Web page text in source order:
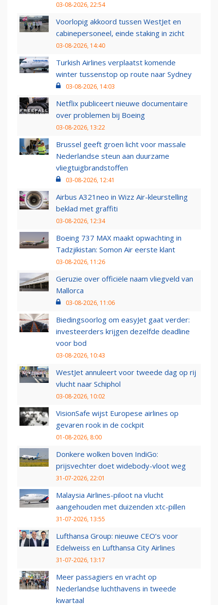
03-08-2026, 22:54
Voorlopig akkoord tussen WestJet en
cabinepersoneel, einde staking in zicht
03-08-2026, 14:40
Turkish Airlines verplaatst komende
winter tussenstop op route naar Sydney
03-08-2026, 14:03
Netflix publiceert nieuwe documentaire
over problemen bij Boeing
03-08-2026, 13:22
Brussel geeft groen licht voor massale
Nederlandse steun aan duurzame
vliegtuigbrandstoffen
03-08-2026, 12:41
Airbus A321neo in Wizz Air-kleurstelling
beklad met graffiti
03-08-2026, 12:34
Boeing 737 MAX maakt opwachting in
Tadzjikistan: Somon Air eerste klant
03-08-2026, 11:26
Geruzie over officiële naam vliegveld van
Mallorca
03-08-2026, 11:06
Biedingsoorlog om easyJet gaat verder:
investeerders krijgen dezelfde deadline
voor bod
03-08-2026, 10:43
WestJet annuleert voor tweede dag op rij
vlucht naar Schiphol
03-08-2026, 10:02
VisionSafe wijst Europese airlines op
gevaren rook in de cockpit
01-08-2026, 8:00
Donkere wolken boven IndiGo:
prijsvechter doet widebody-vloot weg
31-07-2026, 22:01
Malaysia Airlines-piloot na vlucht
aangehouden met duizenden xtc-pillen
31-07-2026, 13:55
Lufthansa Group: nieuwe CEO’s voor
Edelweiss en Lufthansa City Airlines
31-07-2026, 13:17
Meer passagiers en vracht op
Nederlandse luchthavens in tweede
kwartaal